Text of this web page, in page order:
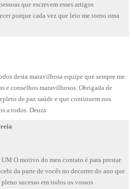
que escrevem esses artigos
porque cada vez que leio me torno uma
desta maravilhosa equipe que sempre me
e conselhos maravilhosos. Obrigada de
de paz saúde e que continuem nos
a todos. Deuza
O motivo do meu contato é para prestar
da parte de vocês no decorrer do ano que
sucesso em todos os vossos